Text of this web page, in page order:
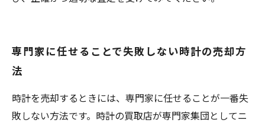
専門家に任せることで失敗しない時計の売却方
法
時計を売却するときには、専門家に任せることが一番失
敗しない方法です。時計の買取店が専門家集団としてニ